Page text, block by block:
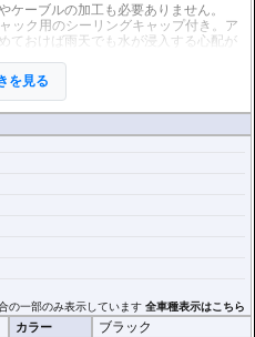
ケーブルの加工も必要ありません。
ック用のシーリングキャップ付き。ア
ておけば雨天でも水が浸入する心配が
り、またCAN-BUSにも対応しているの
が出ることもありません。
応 ※対応機器、対応ケーブル使用時
QC2.0
/ PD2.0 / PPS対応
/ 9V⎓3A / 12V⎓3A (36W max.)
max.)
を見る
の一部のみ表示しています全車種表示はこちら
カラー ブラック